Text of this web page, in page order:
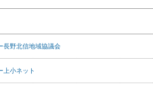
長野北信地域協議会
上小ネット